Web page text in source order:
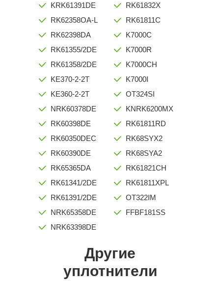
KRK61391DE
RK62358OA-L
RK62398DA
RK61355/2DE
RK61358/2DE
KE370-2-2T
KE360-2-2T
NRK60378DE
RK60398DE
RK60350DEC
RK60390DE
RK65365DA
RK61341/2DE
RK61391/2DE
NRK65358DE
NRK63398DE
RK61832X
RK61811C
K7000C
K7000R
K7000CH
K7000I
OT324SI
KNRK6200MX
RK61811RD
RK68SYX2
RK68SYA2
RK61821CH
RK61811XPL
OT322IM
FFBF181SS
Другие
уплотнители